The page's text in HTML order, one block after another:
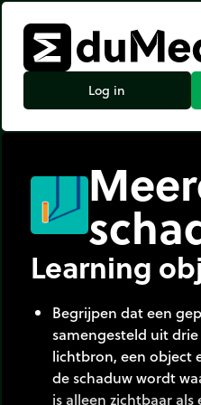
Log in
Learning
Begrijpen dat een
samengesteld uit
lichtbron, een object
de schaduw wordt
is alleen zichtbaar